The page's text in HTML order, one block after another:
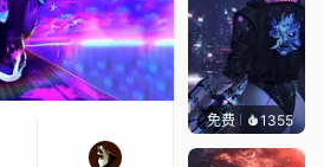
免费 1355Bewie